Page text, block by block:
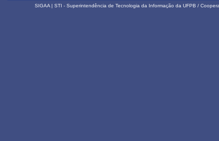
SIGAA | STI - Superintendência de Tecnologia da Informação da UFPB /